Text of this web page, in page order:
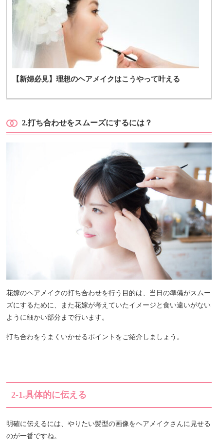
【新婦必見】理想のヘアメイクはこうやって叶える
2.打ち合わせをスムーズにするには？
花嫁のヘアメイクの打ち合わせを行う目的は、当日の準備がスムー
ズにするために、また花嫁が考えていたイメージと食い違いがない
ように細かい部分まで行います。
打ち合わをうまくいかせるポイントをご紹介しましょう。
2-1.具体的に伝える
明確に伝えるには、やりたい髪型の画像をヘアメイクさんに見せる
のが一番ですね。